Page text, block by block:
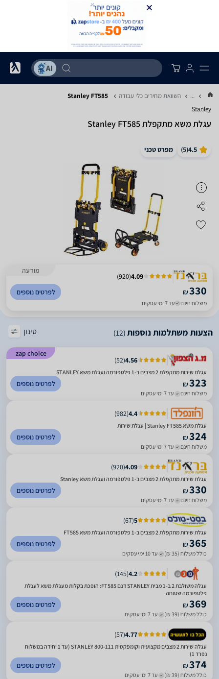
... השוואת מחירים כלי עבודה Stanley FT585
Stanley
‏עגלת משא מתקפלת Stanley FT585
4.5
(
5
) מפרט טכני
מודעה
4.09
(
920
)
₪330
משלוח חינם עד 7 ימי עסקים
לפרטים נוספים
הצעות משתלמות נוספות(12) סינון
zap choice
4.56
(
52
)
עגלת שירות מתקפלת 2 מצבים ב-1 פלטפורמה ועגלת משא STANLEY
₪323
משלוח חינם עד 7 ימי עסקים
לפרטים נוספים
4.4
(
982
)
‏עגלת משא Stanley FT585 | עגלת שירות
₪324
משלוח חינם עד 7 ימי עסקים
לפרטים נוספים
4.09
(
920
)
עגלת שירות מתקפלת 2 מצבים ב-1 פלטפורמה ועגלת משא Stanley
₪330
משלוח חינם עד 7 ימי עסקים
לפרטים נוספים
5
(
67
)
עגלת שירות מתקפלת 2 מצבים ב-1 פלטפורמה ועגלת משא FT585
₪365
כולל משלוח (35 ₪) עד 10 ימי עסקים
לפרטים נוספים
4.2
(
145
)
עגלה משולבת 2 ב-1 מבית STANLEY דגם FT585: הופכת בקלות מעגלת משא לעגלת
פלטפורמה שטוחה
₪369
כולל משלוח (39 ₪) עד 7 ימי עסקים
לפרטים נוספים
4.77
(
57
)
עגלה שירות 2 מצבים מקצועית וקומפקטית STANLEY 800-111 (עד 1 יחידה במשלוח
נפרד 1)
₪374
כולל משלוח (39 ₪) עד 7 ימי עסקים
לפרטים נוספים